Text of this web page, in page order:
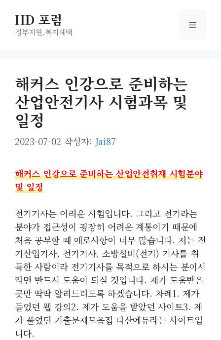
HD 포럼
정부지원,복지헤택
메
해커스 인강으로 준비하는
산업안전기사 시험과목 및
일정
2023-07-02 작성자: Jai87
해커스 인강으로 준비하는 산업안전취재 시험분야
및 일정
전기기사는 어려운 시험입니다. 그리고 전기라는
분야가 접근성이 굉장히 어려운 계통이기 때문에
처음 공부할 때 애로사항이 너무 많습니다. 저는 전
기산업기사, 전기기사, 소방설비(전기) 기사를 취
득한 사람이라 전기기사를 목적으로 하시는 분이시
라면 반드시 도움이 되실 것입니다. 제가 도움받은
곳만 딱딱 알려드리도록 하겠습니다. 차례1. 제가
들었던 웹 강의2. 제가 도움을 받았던 사이트3. 제
가 풀었던 기출문제모음집 다산에듀라는 사이트입
니다.